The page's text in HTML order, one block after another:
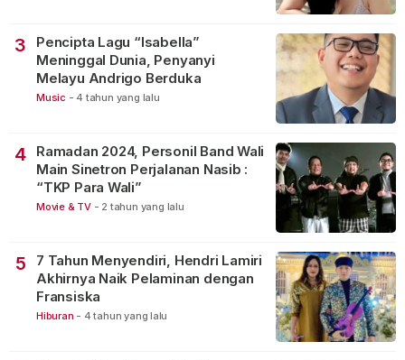
3
Pencipta Lagu “Isabella”
Meninggal Dunia, Penyanyi
Melayu Andrigo Berduka
Music - 4 tahun yang lalu
4
Ramadan 2024, Personil Band Wali
Main Sinetron Perjalanan Nasib :
“TKP Para Wali”
Movie & TV - 2 tahun yang lalu
5
7 Tahun Menyendiri, Hendri Lamiri
Akhirnya Naik Pelaminan dengan
Fransiska
Hiburan - 4 tahun yang lalu